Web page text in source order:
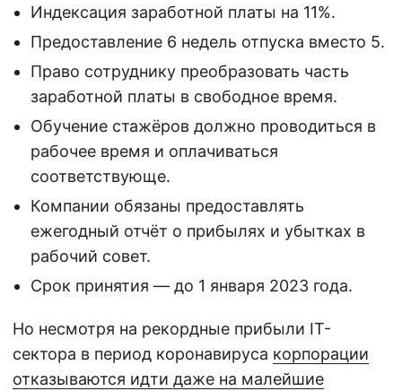
Индексация заработной платы на 11%.
Предоставление 6 недель отпуска вместо 5.
Право сотруднику преобразовать часть
заработной платы в свободное время.
Обучение стажёров должно проводиться в
рабочее время и оплачиваться
соответствующе.
Компании обязаны предоставлять
ежегодный отчёт о прибылях и убытках в
рабочий совет.
Срок принятия — до 1 января 2023 года.
Но несмотря на рекордные прибыли IT-
сектора в период коронавируса корпорации
отказываются идти даже на малейшие